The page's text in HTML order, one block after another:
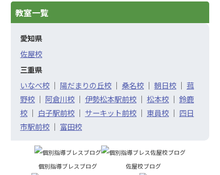
教室一覧
愛知県
佐屋校
三重県
いなべ校｜ 陽だまりの丘校｜ 桑名校｜ 朝日校｜ 菰
野校｜ 阿倉川校｜ 伊勢松本駅前校｜ 松本校｜ 鈴鹿
校｜ 白子駅前校｜ サーキット前校｜ 東員校｜ 四日
市駅前校｜ 富田校
個別指導ブレスブログ 佐屋校ブログ